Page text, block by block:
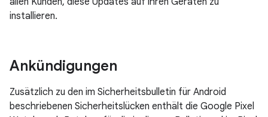
installieren.
Ankündigungen
Zusätzlich zu den im Sicherheitsbulletin für Android
beschriebenen Sicherheitslücken enthält die Google Pixel